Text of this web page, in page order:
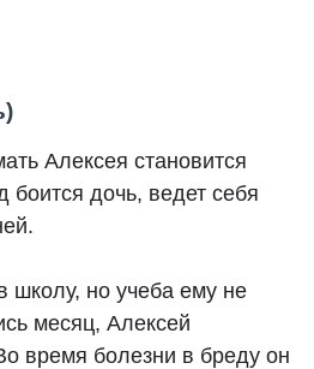
Алексея становится
боится дочь, ведет себя
школу, но учеба ему не
месяц, Алексей
время болезни в бреду он